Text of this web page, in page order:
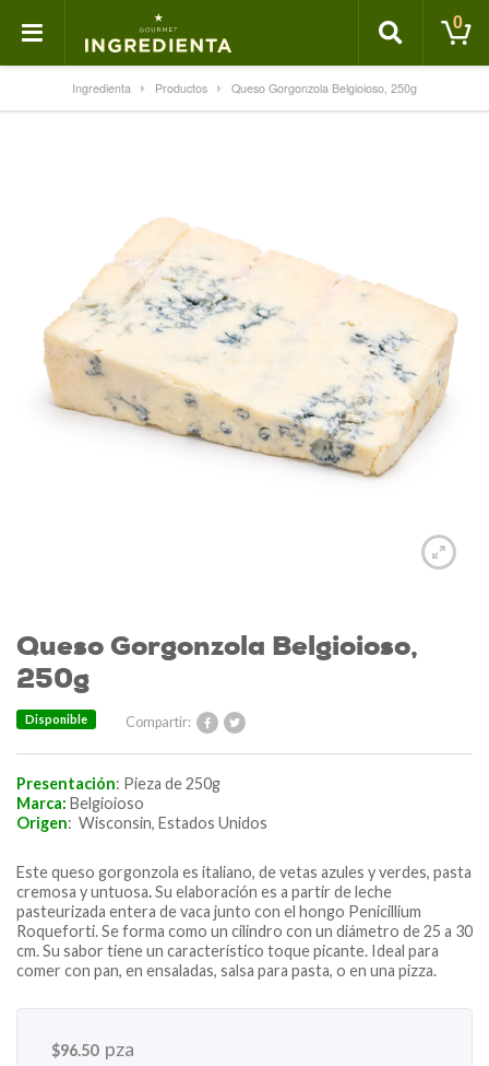
0
Ingredienta Productos Queso Gorgonzola Belgioioso, 250g
Queso Gorgonzola Belgioioso,
250g
Compartir:
Disponible
Presentación: Pieza de 250g
Marca: Belgioioso
Origen: Wisconsin, Estados Unidos
Este queso gorgonzola es italiano, de vetas azules y verdes, pasta
cremosa y untuosa.Su elaboración es a partir de leche
pasteurizada entera de vaca junto con el hongo Penicillium
Roqueforti. Se forma como un cilindro con un diámetro de 25 a 30
cm. Su sabor tiene un característico toque picante. Ideal para
comer con pan, en ensaladas, salsa para pasta, o en una pizza.
$96.50 pza